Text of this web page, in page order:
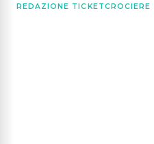
REDAZIONE TICKETCROCIERE